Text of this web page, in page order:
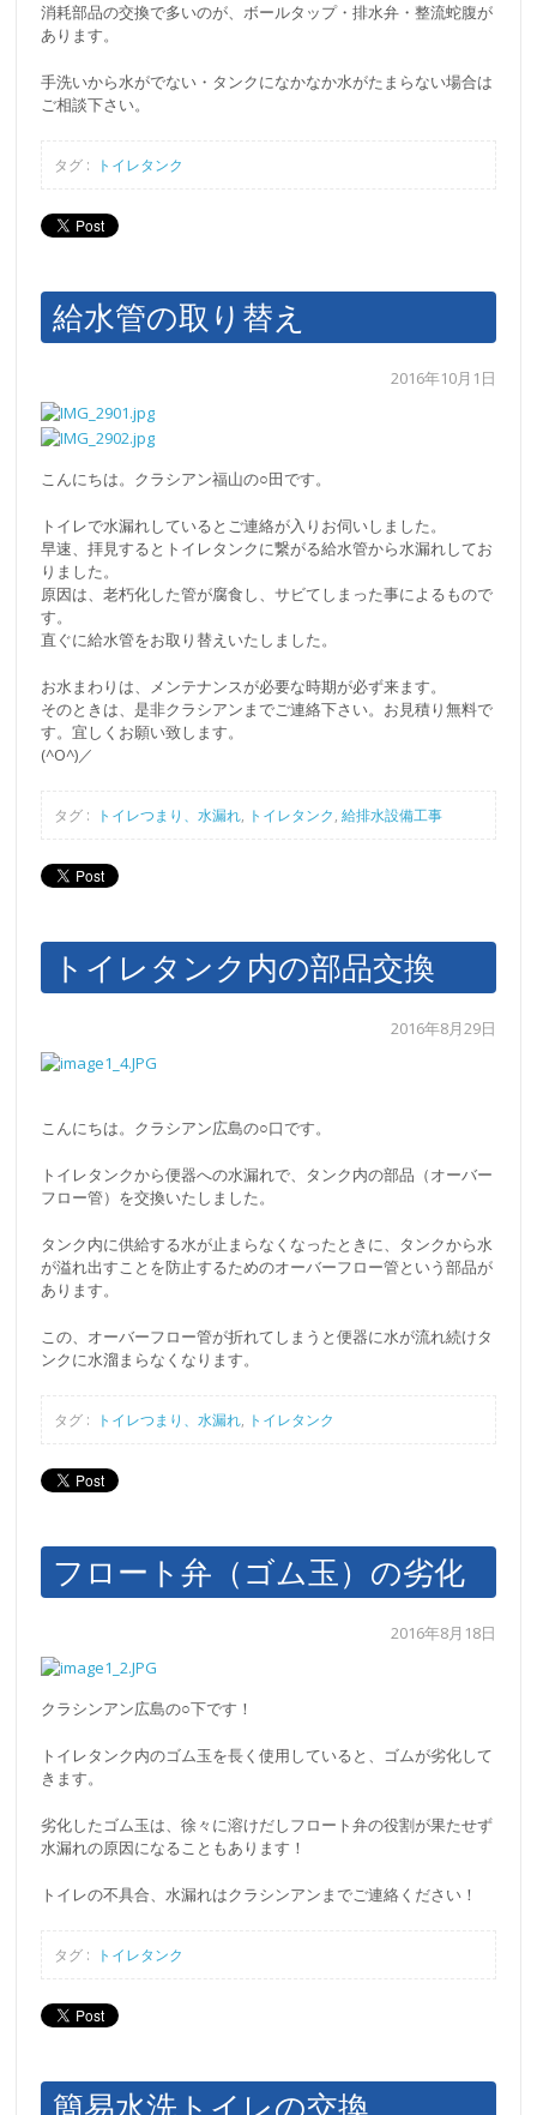
消耗部品の交換で多いのが、ボールタップ・排水弁・整流蛇腹が
あります。
手洗いから水がでない・タンクになかなか水がたまらない場合は
ご相談下さい。
タグ : トイレタンク
給水管の取り替え
2016年10月1日
こんにちは。クラシアン福山の○田です。
トイレで水漏れしているとご連絡が入りお伺いしました。
早速、拝見するとトイレタンクに繋がる給水管から水漏れしてお
りました。
原因は、老朽化した管が腐食し、サビてしまった事によるもので
す。
直ぐに給水管をお取り替えいたしました。
お水まわりは、メンテナンスが必要な時期が必ず来ます。
そのときは、是非クラシアンまでご連絡下さい。お見積り無料で
す。宜しくお願い致します。
(^O^)／
タグ : トイレつまり、水漏れ, トイレタンク,給排水設備工事
トイレタンク内の部品交換
2016年8月29日
こんにちは。クラシアン広島の○口です。
トイレタンクから便器への水漏れで、タンク内の部品（オーバー
フロー管）を交換いたしました。
タンク内に供給する水が止まらなくなったときに、タンクから水
が溢れ出すことを防止するためのオーバーフロー管という部品が
あります。
この、オーバーフロー管が折れてしまうと便器に水が流れ続けタ
ンクに水溜まらなくなります。
タグ : トイレつまり、水漏れ, トイレタンク
フロート弁（ゴム玉）の劣化
2016年8月18日
クラシンアン広島の○下です！
トイレタンク内のゴム玉を長く使用していると、ゴムが劣化して
きます。
劣化したゴム玉は、徐々に溶けだしフロート弁の役割が果たせず
水漏れの原因になることもあります！
トイレの不具合、水漏れはクラシンアンまでご連絡ください！
タグ : トイレタンク
簡易水洗トイレの交換